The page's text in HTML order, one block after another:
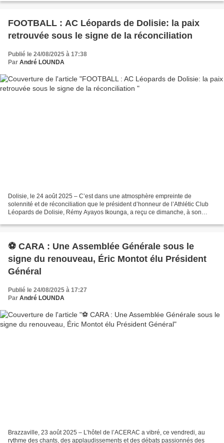
FOOTBALL : AC Léopards de Dolisie: la paix
retrouvée sous le signe de la réconciliation
Publié le 24/08/2025 à 17:38
Par André LOUNDA
Dolisie, le 24 août 2025 – C’est dans une atmosphère empreinte de
solennité et de réconciliation que le président d’honneur de l’Athlétic Club
Léopards de Dolisie, Rémy Ayayos Ikounga, a reçu ce dimanche, à son
⚽ CARA : Une Assemblée Générale sous le
signe du renouveau, Éric Montot élu Président
Général
Publié le 24/08/2025 à 17:27
Par André LOUNDA
Brazzaville, 23 août 2025 – L’hôtel de l’ACERAC a vibré, ce vendredi, au
rythme des chants, des applaudissements et des débats passionnés des